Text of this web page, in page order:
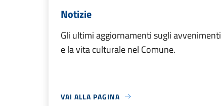
Notizie
Gli ultimi aggiornamenti sugli avvenimenti
e la vita culturale nel Comune.
VAI ALLA PAGINA